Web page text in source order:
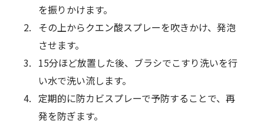
を振りかけます。
その上からクエン酸スプレーを吹きかけ、発泡
させます。
15分ほど放置した後、ブラシでこすり洗いを行
い水で洗い流します。
定期的に防カビスプレーで予防することで、再
発を防ぎます。